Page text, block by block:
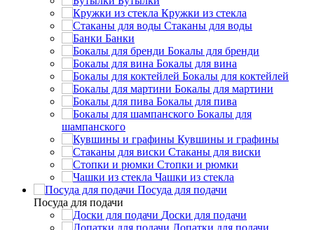
Кружки из стекла
Стаканы для воды
Банки
Бокалы для бренди
Бокалы для вина
Бокалы для коктейлей
Бокалы для мартини
Бокалы для пива
Бокалы для
шампанского
Кувшины и графины
Стаканы для виски
Стопки и рюмки
Чашки из стекла
Посуда для подачи
Посуда для подачи
Доски для подачи
Лопатки для подачи